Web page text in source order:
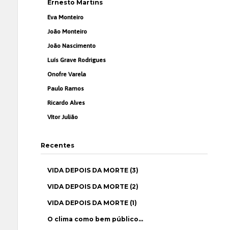
Ernesto Martins
Eva Monteiro
João Monteiro
João Nascimento
Luís Grave Rodrigues
Onofre Varela
Paulo Ramos
Ricardo Alves
Vítor Julião
Recentes
VIDA DEPOIS DA MORTE (3)
VIDA DEPOIS DA MORTE (2)
VIDA DEPOIS DA MORTE (1)
O clima como bem público…